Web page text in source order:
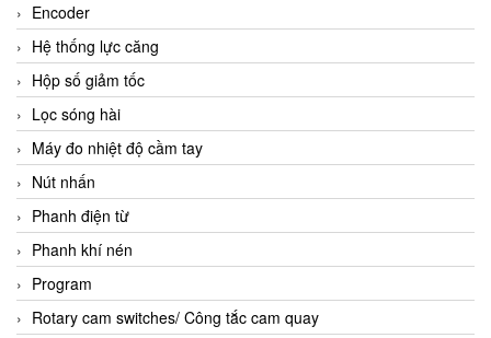
Encoder
Hệ thống lực căng
Hộp số giảm tốc
Lọc sóng hài
Máy đo nhiệt độ cầm tay
Nút nhấn
Phanh điện từ
Phanh khí nén
Program
Rotary cam switches/ Công tắc cam quay